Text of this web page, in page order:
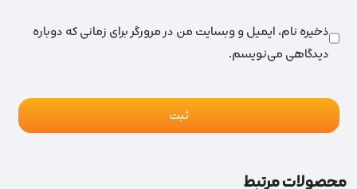
ذخیره نام، ایمیل و وبسایت من در مرورگر برای زمانی که دوباره
دیدگاهی می‌نویسم.
محصولات مرتبط